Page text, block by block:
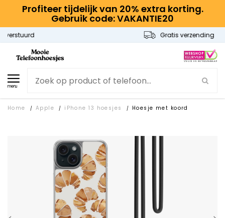
Profiteer tijdelijk van 20% extra korting.
Gebruik code: VAKANTIE20
Gratis verzending
menu
Home / Apple / iPhone 13 hoesjes / Hoesje met koord